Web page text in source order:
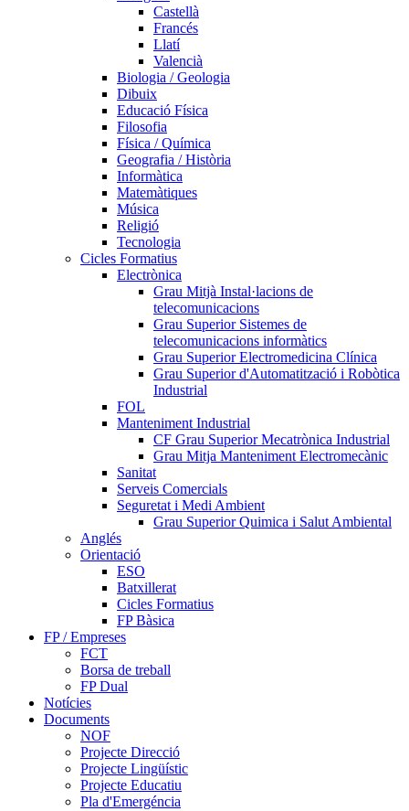
Castellà
Francés
Llatí
Valencià
Biologia / Geologia
Dibuix
Educació Física
Filosofia
Física / Química
Geografia / Història
Informàtica
Matemàtiques
Música
Religió
Tecnologia
Cicles Formatius
Electrònica
Grau Mitjà Instal·lacions de
telecomunicacions
Grau Superior Sistemes de
telecomunicacions informàtics
Grau Superior Electromedicina Clínica
Grau Superior d'Automatització i Robòtica
Industrial
FOL
Manteniment Industrial
CF Grau Superior Mecatrònica Industrial
Grau Mitja Manteniment Electromecànic
Sanitat
Serveis Comercials
Seguretat i Medi Ambient
Grau Superior Quimica i Salut Ambiental
Anglés
Orientació
ESO
Batxillerat
Cicles Formatius
FP Bàsica
FP / Empreses
FCT
Borsa de treball
FP Dual
Notícies
Documents
NOF
Projecte Direcció
Projecte Lingüístic
Projecte Educatiu
Pla d'Emergéncia